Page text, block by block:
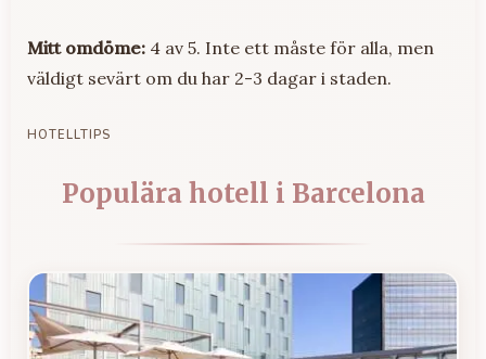
Mitt omdöme: 4 av 5. Inte ett måste för alla, men
väldigt sevärt om du har 2-3 dagar i staden.
HOTELLTIPS
Populära hotell i Barcelona